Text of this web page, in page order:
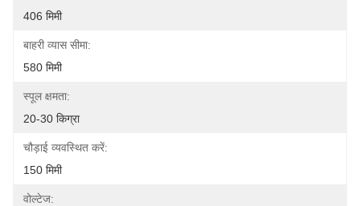
406 मिमी
बाहरी व्यास सीमा:
580 मिमी
स्पूल क्षमता:
20-30 किग्रा
चौड़ाई व्यवस्थित करें:
150 मिमी
वोल्टेज: